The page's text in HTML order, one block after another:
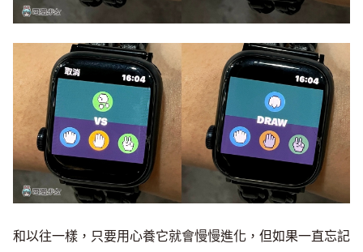
和以往一樣，只要用心養它就會慢慢進化，但如果一直忘記